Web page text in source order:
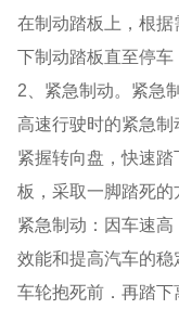
在制动踏板上，根
下制动踏板直至停车
2、紧急制动。紧急
高速行驶时的紧急
紧握转向盘，快速
板，采取一脚踏死
紧急制动：因车速
效能和提高汽车的
车轮抱死前．再踏